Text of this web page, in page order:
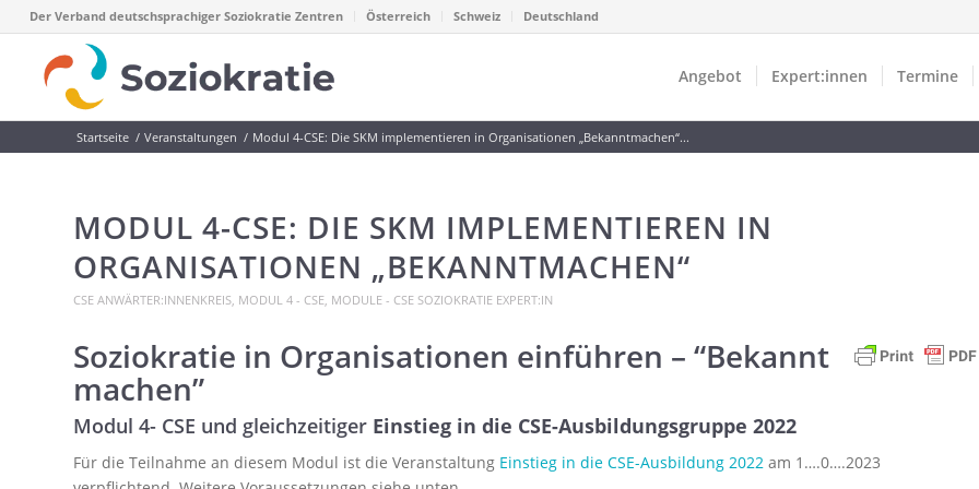
Der Verband deutschsprachiger Soziokratie Zentren Österreich Schweiz Deutschland
Angebot Expert:innen Termine
Startseite / Veranstaltungen / Modul 4-CSE: Die SKM implementieren in Organisationen „Bekanntmachen“...
MODUL 4-CSE: DIE SKM IMPLEMENTIEREN IN
ORGANISATIONEN „BEKANNTMACHEN“
CSE ANWÄRTER:INNENKREIS, MODUL 4 - CSE, MODULE - CSE SOZIOKRATIE EXPERT:IN
Soziokratie in Organisationen einführen – “Bekannt
machen”
Modul 4- CSE und gleichzeitiger Einstieg in die CSE-Ausbildungsgruppe 2022
Für die Teilnahme an diesem Modul ist die Veranstaltung Einstieg in die CSE-Ausbildung 2022 am 1….0….2023